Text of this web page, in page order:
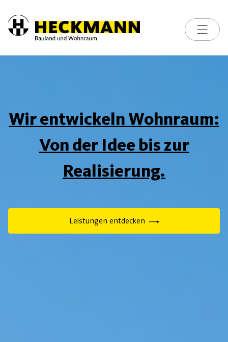
Toggle
Wir entwickeln Wohnraum:
Von der Idee bis zur
Realisierung.
Leistungen entdecken